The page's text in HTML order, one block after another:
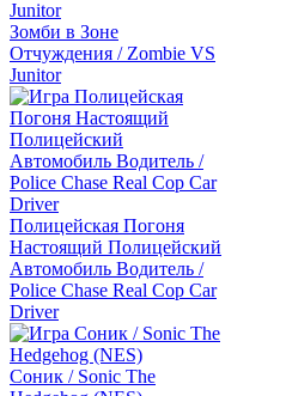
Зомби в Зоне
Отчуждения / Zombie VS
Junitor
Полицейская Погоня
Настоящий Полицейский
Автомобиль Водитель /
Police Chase Real Cop Car
Driver
Соник / Sonic The